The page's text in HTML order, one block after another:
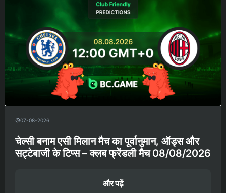
07-08-2026
चेल्सी बनाम एसी मिलान मैच का पूर्वानुमान, ऑड्स और
सट्टेबाजी के टिप्स – क्लब फ्रेंडली मैच 08/08/2026
और पढ़ें